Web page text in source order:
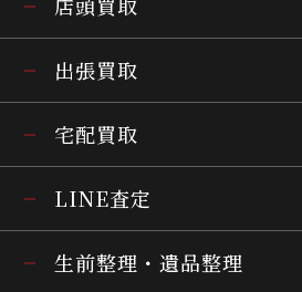
出張買取
宅配買取
LINE査定
生前整理・遺品整理